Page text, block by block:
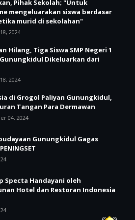
Pihak Sekolah; "Untuk
mengeluarakan siswa berdasar
murid di sekolahan"
2024
Hilang, Tiga Siswa SMP Negeri 1
Dikeluarkan dari
2024
di Grogol Paliyan Gunungkidul,
Tangan Para Dermawan
04, 2024
Gunungkidul Gagas
Specta Handayani oleh
Hotel dan Restoran Indonesia